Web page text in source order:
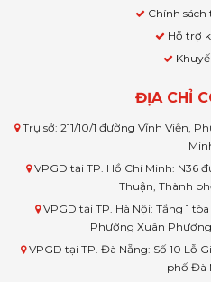
Chính
Hỗ trợ
ĐỊA CHỈ
Trụ sở: 211/10/1 đường Vĩnh Viễn,
VPGD tại TP. Hồ Chí Minh: N36
Thuận, Thành
VPGD tại TP. Hà Nội: Tầng 1
Phường Xuân
VPGD tại TP. Đà Nẵng: Số 10 Lỗ
phố Đà